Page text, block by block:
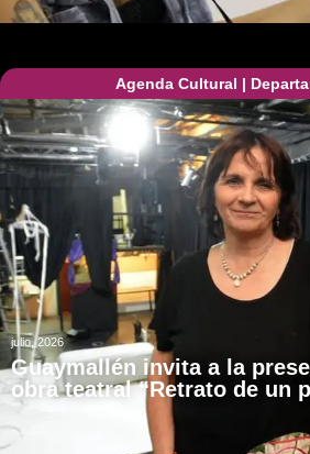
Agenda Cultural |
julio, 2026
Guaymallén invita a la
obra teatral “Retrato de un